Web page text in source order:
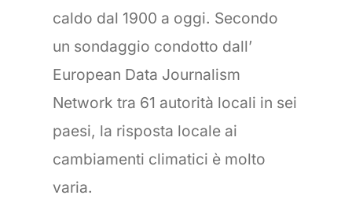
caldo dal 1900 a oggi. Secondo
un sondaggio condotto dall’
European Data Journalism
Network tra 61 autorità locali in sei
paesi, la risposta locale ai
cambiamenti climatici è molto
varia.